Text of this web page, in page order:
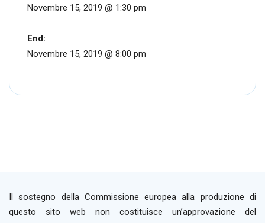
Novembre 15, 2019 @ 1:30 pm
End:
Novembre 15, 2019 @ 8:00 pm
Il sostegno della Commissione europea alla produzione di
questo sito web non costituisce un’approvazione del